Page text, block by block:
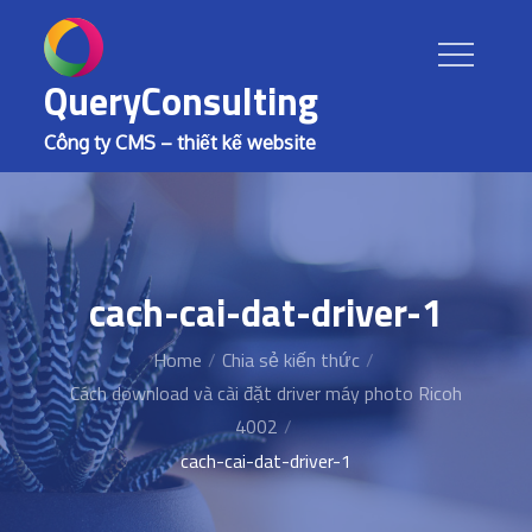
contentQueryConsulting
Công ty CMS – thiết kế website
cach-cai-dat-driver-1
Home
Chia sẻ kiến thức
Cách download và cài đặt driver máy photo Ricoh
4002
cach-cai-dat-driver-1